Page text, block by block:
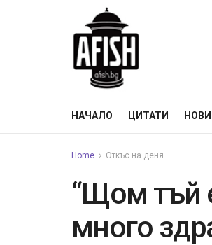
НАЧАЛО ЦИТАТИ
Home Откъс на деня
“Щом тъй
много